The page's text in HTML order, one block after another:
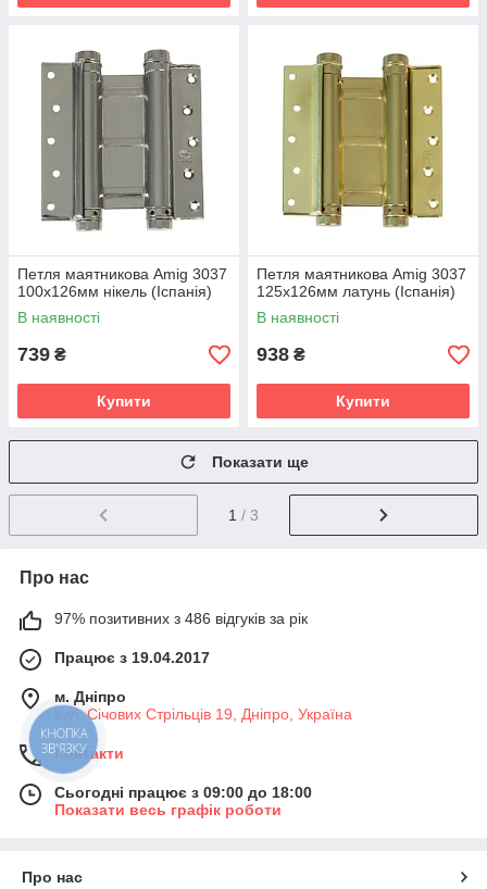
Петля маятникова Amig 3037
100х126мм нікель (Іспанія)
В наявності
739 ₴
Купити
Петля маятникова Amig 3037
125х126мм латунь (Іспанія)
В наявності
938 ₴
Купити
Показати ще
1 / 3
Про нас
97% позитивних з 486 відгуків за рік
Працює з 19.04.2017
м. Дніпро
вул. Січових Стрільців 19, Дніпро, Україна
Контакти
Сьогодні працює з 09:00 до 18:00
Показати весь графік роботи
Про нас
КНОПКА
ЗВ'ЯЗКУ